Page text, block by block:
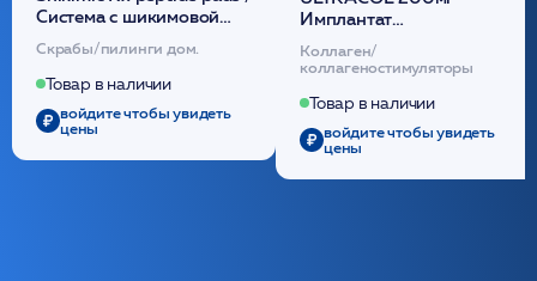
Cистема с шикимовой
кислотой обновляющая
(30шт) /HP
Скрабы/пилинги дом.
Товар в наличии
войдите чтобы увидеть
цены
Имплантат
внутридермальный,
стерильный на основе
полидиоксанона
/ULTRACOL
Коллаген/
коллагеностимуляторы
Товар в наличии
войдите чтобы увидеть
цены